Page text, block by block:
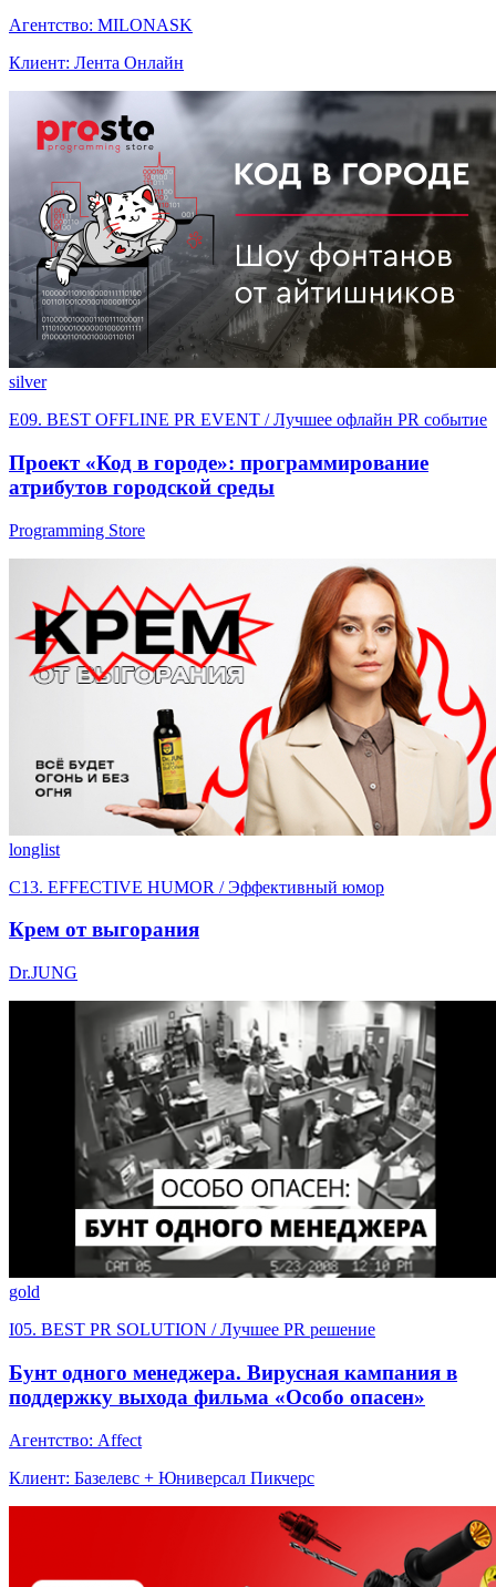
Агентство: MILONASK
Клиент: Лента Онлайн
silver
E09. BEST OFFLINE PR EVENT / Лучшее офлайн PR событие
Проект «Код в городе»: программирование
атрибутов городской среды
Programming Store
longlist
C13. EFFECTIVE HUMOR / Эффективный юмор
Крем от выгорания
Dr.JUNG
gold
I05. BEST PR SOLUTION / Лучшее PR решение
Бунт одного менеджера. Вирусная кампания в
поддержку выхода фильма «Особо опасен»
Агентство: Affect
Клиент: Базелевс + Юниверсал Пикчерс